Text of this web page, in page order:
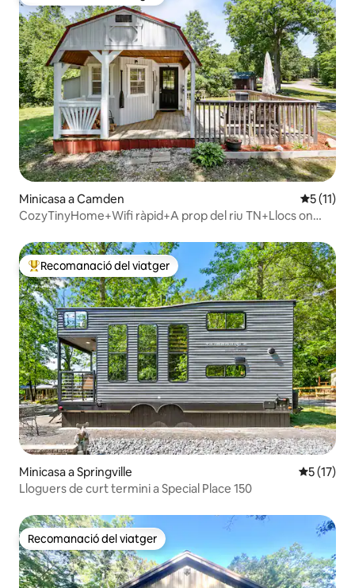
Minicasa a Camden 5 de
5 (11)
CozyTinyHome+Wifi ràpid+A prop del riu TN+Llocs on
Principals recomanacions dels viatgers
Recomanació del viatger
Minicasa a Springville 5 de
5 (17)
Lloguers de curt termini a Special Place 150
Recomanació del viatger
Recomanació del viatger